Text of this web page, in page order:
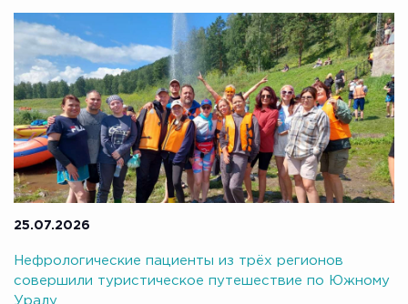
25.07.2026
Нефрологические пациенты из трёх регионов
совершили туристическое путешествие по Южному
Уралу